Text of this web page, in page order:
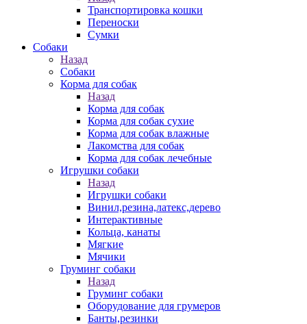
Транспортировка кошки
Переноски
Сумки
Собаки
Назад
Собаки
Корма для собак
Назад
Корма для собак
Корма для собак сухие
Корма для собак влажные
Лакомства для собак
Корма для собак лечебные
Игрушки собаки
Назад
Игрушки собаки
Винил,резина,латекс,дерево
Интерактивные
Кольца, канаты
Мягкие
Мячики
Груминг собаки
Назад
Груминг собаки
Оборудование для грумеров
Банты,резинки